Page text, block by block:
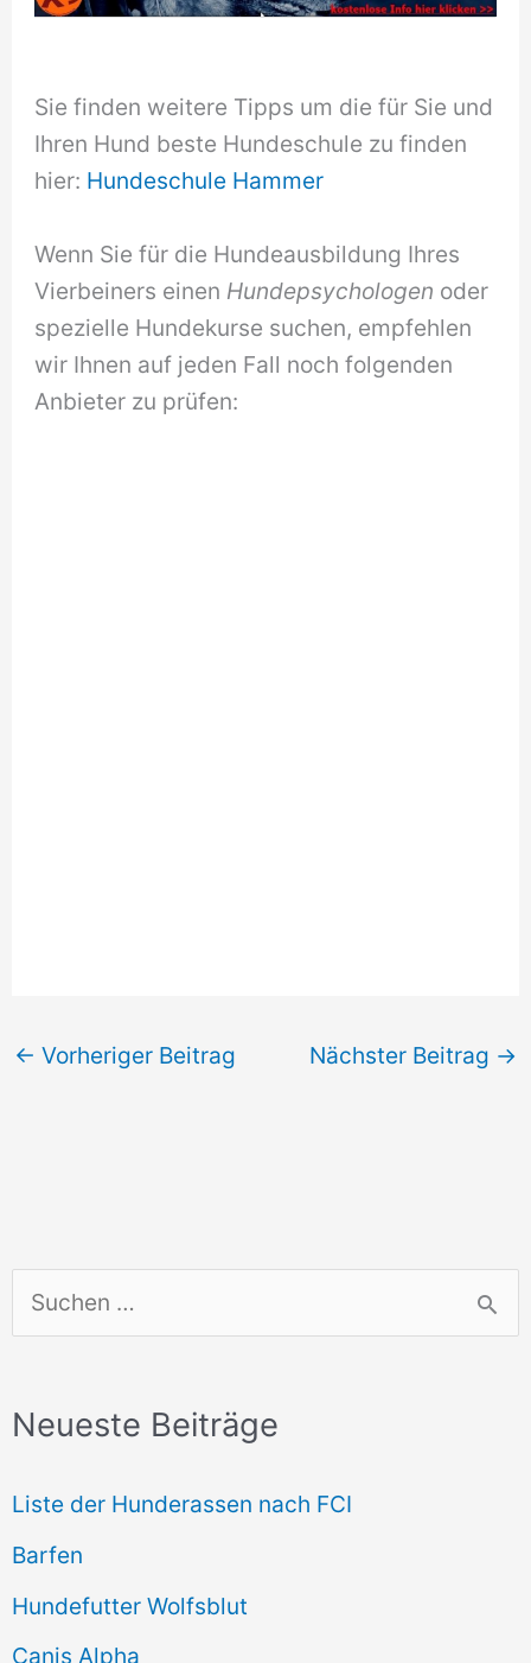
u
h
n
n
a
c
Neueste Beiträge
Liste der Hunderassen nach FCI
Barfen
Hundefutter Wolfsblut
Canis Alpha
Sie finden weitere Tipps um die für Sie und
Ihren Hund beste Hundeschule zu finden
hier: Hundeschule Hammer
Wenn Sie für die Hundeausbildung Ihres
Vierbeiners einen Hundepsychologen oder
spezielle Hundekurse suchen, empfehlen
wir Ihnen auf jeden Fall noch folgenden
Anbieter zu prüfen:
← Vorheriger Beitrag Nächster Beitrag →